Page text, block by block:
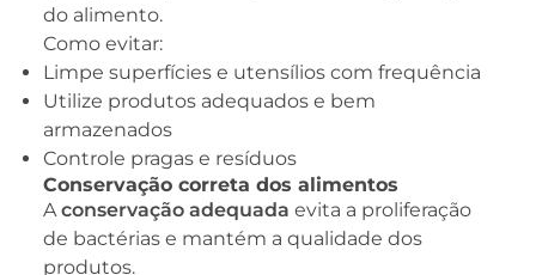
do alimento.
Como evitar:
Limpe superfícies e utensílios com frequência
Utilize produtos adequados e bem
armazenados
Controle pragas e resíduos
Conservação correta dos alimentos
Aconservação adequada evita a proliferação
de bactérias e mantém a qualidade dos
produtos.